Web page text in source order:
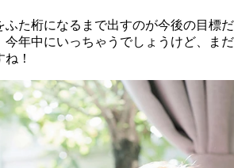
ふた桁になるまで出すのが今後の目標だ
年中にいっちゃうでしょうけど、まだ
！